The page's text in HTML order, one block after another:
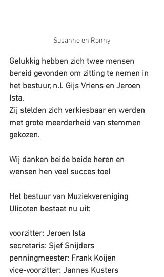
Susanne en Ronny
Gelukkig hebben zich twee mensen
bereid gevonden om zitting te nemen in
het bestuur, n.l. Gijs Vriens en Jeroen
Ista.
Zij stelden zich verkiesbaar en werden
met grote meerderheid van stemmen
gekozen.
Wij danken beide beide heren en
wensen hen veel succes toe!
Het bestuur van Muziekvereniging
Ulicoten bestaat nu uit:
voorzitter: Jeroen Ista
secretaris: Sjef Snijders
penningmeester: Frank Koijen
vice-voorzitter: Jannes Kusters